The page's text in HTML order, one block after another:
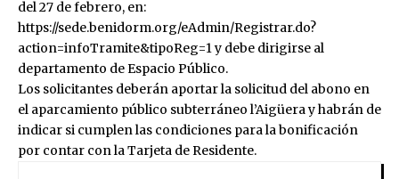
del 27 de febrero, en:
https://sede.benidorm.org/eAdmin/Registrar.do?
action=infoTramite&tipoReg=1 y debe dirigirse al
departamento de Espacio Público.
Los solicitantes deberán aportar la solicitud del abono en
el aparcamiento público subterráneo l’Aigüera y habrán de
indicar si cumplen las condiciones para la bonificación
por contar con la Tarjeta de Residente.